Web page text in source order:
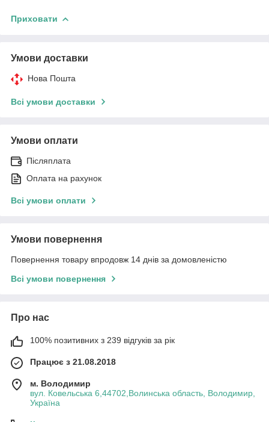
Приховати
Умови доставки
Нова Пошта
Всі умови доставки
Умови оплати
Післяплата
Оплата на рахунок
Всі умови оплати
Умови повернення
Повернення товару впродовж 14 днів за домовленістю
Всі умови повернення
Про нас
100% позитивних з 239 відгуків за рік
Працює з 21.08.2018
м. Володимир
вул. Ковельська 6,44702,Волинська область, Володимир,
Україна